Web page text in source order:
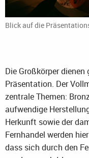
Blick auf die
Die Großkörper
Präsentation. Der
zentrale Themen:
aufwendige
Herkunft sowie der
Fernhandel werden
dass sich durch den